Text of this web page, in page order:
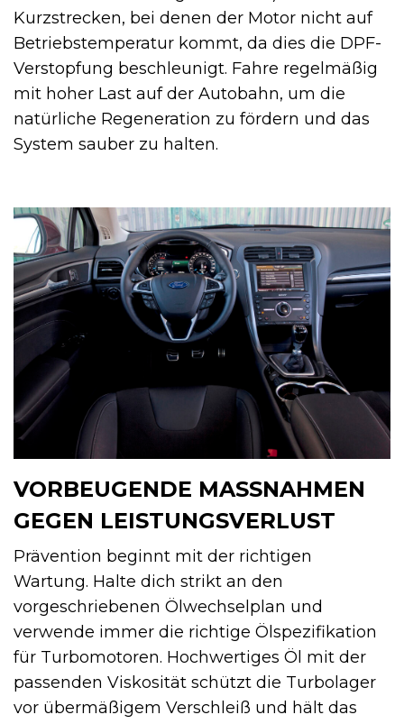
Kurzstrecken, bei denen der Motor nicht auf
Betriebstemperatur kommt, da dies die DPF-
Verstopfung beschleunigt. Fahre regelmäßig
mit hoher Last auf der Autobahn, um die
natürliche Regeneration zu fördern und das
System sauber zu halten.
VORBEUGENDE MASSNAHMEN G
EGEN LEISTUNGSVERLUST
Prävention beginnt mit der richtigen
Wartung. Halte dich strikt an den
vorgeschriebenen Ölwechselplan und
verwende immer die richtige Ölspezifikation
für Turbomotoren. Hochwertiges Öl mit der
passenden Viskosität schützt die Turbolager
vor übermäßigem Verschleiß und hält das